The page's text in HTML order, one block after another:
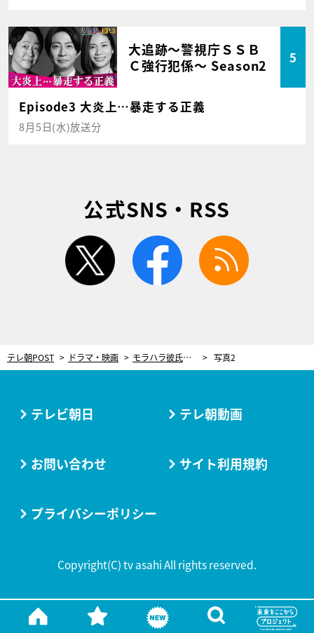
大追跡～警視庁ＳＳＢ
Ｃ強行犯係～ Season2
5
Episode3 大炎上…暴走する正義
8月5日(水)放送分
公式SNS・RSS
twitter facebook
テレ朝POST ドラマ・映画 モラハラ彼氏から戦慄の“ラブレター”！衝撃すぎる内容に「完全アウト」とドン引き＜顔に泥を塗る＞ 写真2
テレビ朝日 テレ朝動画
お問い合わせ サイト利用規約
プライバシーポリシー
Copyright(C) tv asahi All rights reserved.